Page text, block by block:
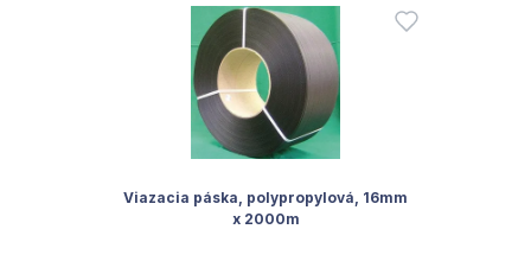
Viazacia páska, polypropylová, 16mm
x 2000m